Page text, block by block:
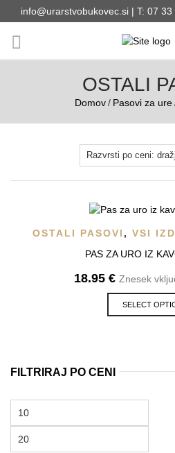
info@urarstvobukovec.si | T: 07
OSTALI
Domov/ Pasovi za ure
OSTALI PASOVI , VSI
PAS ZA URO IZ
18.95 € Znesek
SELECT
FILTRIRAJ PO CENI
cena
cena